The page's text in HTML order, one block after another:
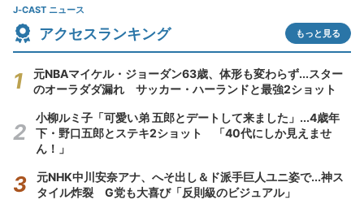
J-CAST ニュース
アクセスランキング もっと見る
元NBAマイケル・ジョーダン63歳、体形も変わらず...スター
のオーラダダ漏れ サッカー・ハーランドと最強2ショット
小柳ルミ子「可愛い弟 五郎とデートして来ました」...4歳年
下・野口五郎とステキ2ショット 「40代にしか見えませ
ん！」
元NHK中川安奈アナ、へそ出し＆ド派手巨人ユニ姿で...神ス
タイル炸裂 G党も大喜び「反則級のビジュアル」